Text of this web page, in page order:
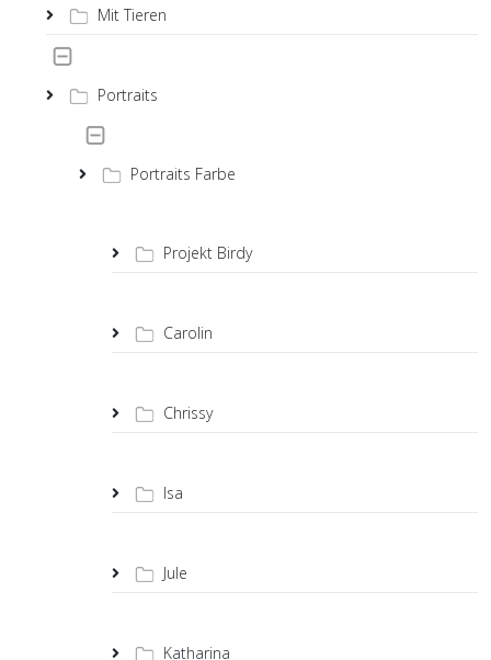
Mit Tieren
Portraits
Portraits Farbe
Projekt Birdy
Carolin
Chrissy
Isa
Jule
Katharina